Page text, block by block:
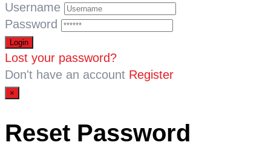
Username
Password
Lost your password?
Don't have an account Register
×
Reset Password